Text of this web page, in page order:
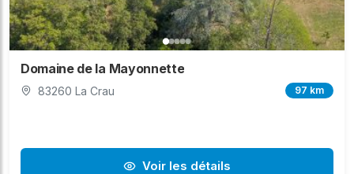
Domaine de la Mayonnette
83260 La Crau 97 km
Voir les détails